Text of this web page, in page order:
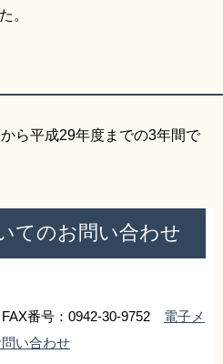
。
ら平成29年度までの3年間で
てのお問い合わせ
番号：0942-30-9752 電子メ
い合わせ